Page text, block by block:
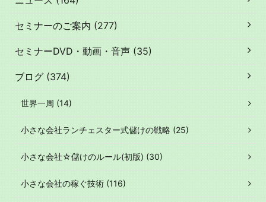
セミナーのご案内 (277)
セミナーDVD・動画・音声 (35)
ブログ (374)
世界一周 (14)
小さな会社ランチェスター式儲けの戦略 (25)
小さな会社☆儲けのルール(初版) (30)
小さな会社の稼ぐ技術 (116)